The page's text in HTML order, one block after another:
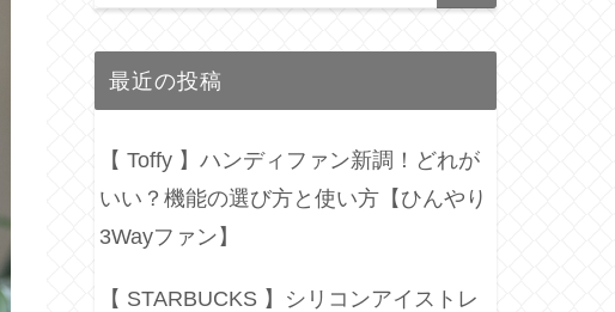
最近の投稿
【 Toffy 】ハンディファン新調！どれが
いい？機能の選び方と使い方【ひんやり
3Wayファン】
【 STARBUCKS 】シリコンアイストレ